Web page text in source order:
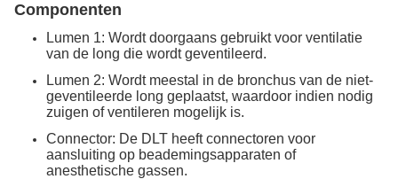
Componenten
Lumen 1: Wordt doorgaans gebruikt voor ventilatie
van de long die wordt geventileerd.
Lumen 2: Wordt meestal in de bronchus van de niet-
geventileerde long geplaatst, waardoor indien nodig
zuigen of ventileren mogelijk is.
Connector: De DLT heeft connectoren voor
aansluiting op beademingsapparaten of
anesthetische gassen.